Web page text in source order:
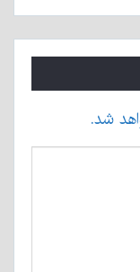
شد.